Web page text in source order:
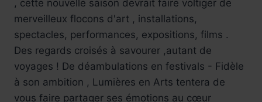
, cette nouvelle saison devrait faire voltiger de
merveilleux flocons d'art , installations,
spectacles, performances, expositions, films .
Des regards croisés à savourer ,autant de
voyages ! De déambulations en festivals - Fidèle
à son ambition , Lumières en Arts tentera de
vous faire partager ses émotions au cœur